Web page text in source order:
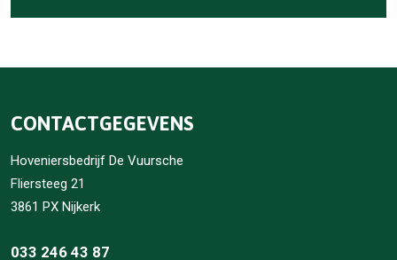
CONTACTGEGEVENS
Hoveniersbedrijf De Vuursche
Fliersteeg 21
3861 PX Nijkerk
033 246 43 87